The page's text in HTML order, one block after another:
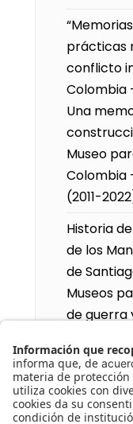
prácticas
conflicto
Colombia
Una
Museo
Colombia
(2011-
Historia
de los
de
Museos
de guerra
interno
Carlos
tropical –